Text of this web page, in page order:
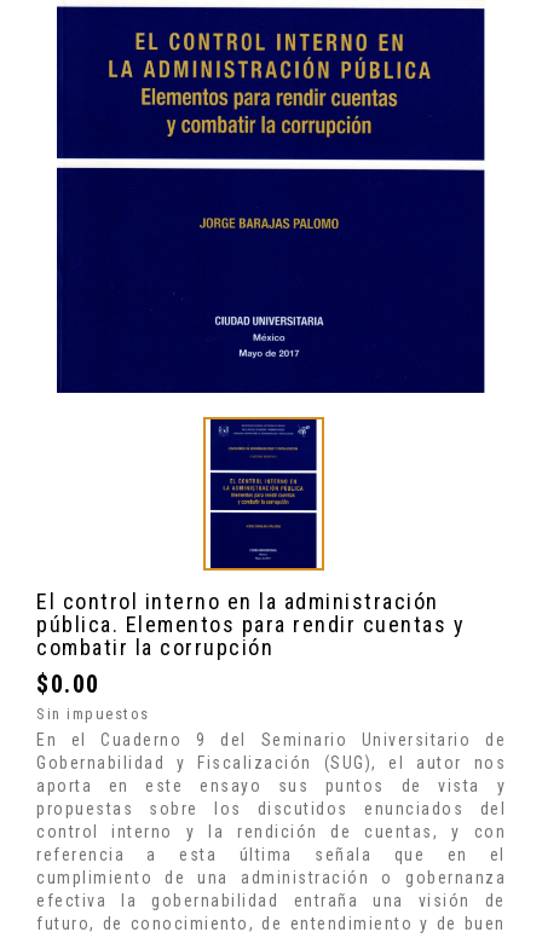
El control interno en la administración
pública. Elementos para rendir cuentas y
combatir la corrupción
$0.00
Sin impuestos
En el Cuaderno 9 del Seminario Universitario de
Gobernabilidad y Fiscalización (SUG), el autor nos
aporta en este ensayo sus puntos de vista y
propuestas sobre los discutidos enunciados del
control interno y la rendición de cuentas, y con
referencia a esta última señala que en el
cumplimiento de una administración o gobernanza
efectiva la gobernabilidad entraña una visión de
futuro, de conocimiento, de entendimiento y de buen